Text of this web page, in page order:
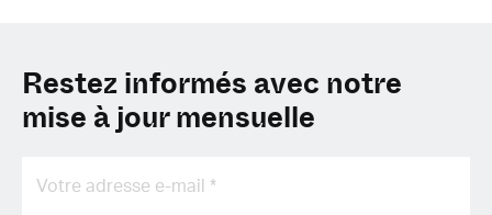
Restez informés avec notre
mise à jour mensuelle